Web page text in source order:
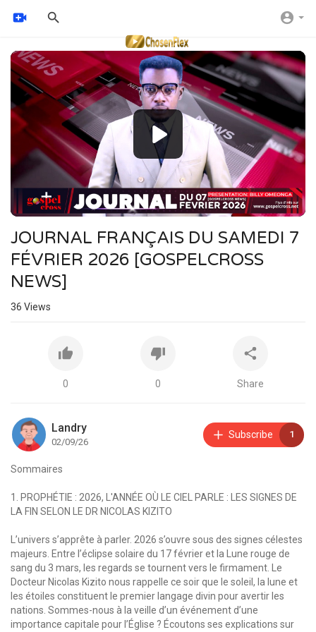
Video
Player
JOURNAL FRANÇAIS DU SAMEDI 7
FÉVRIER 2026 [GOSPELCROSS
NEWS]
36 Views
0 0 Share
Landry
02/09/26
Subscribe 1
Sommaires
1. PROPHÉTIE : 2026, L'ANNÉE OÙ LE CIEL PARLE : LES SIGNES DE
LA FIN SELON LE DR NICOLAS KIZITO
L’univers s’apprête à parler. 2026 s’ouvre sous des signes célestes
majeurs. Entre l’éclipse solaire du 17 février et la Lune rouge de
sang du 3 mars, les regards se tournent vers le firmament. Le
Docteur Nicolas Kizito nous rappelle ce soir que le soleil, la lune et
les étoiles constituent le premier langage divin pour avertir les
nations. Sommes-nous à la veille d’un événement d’une
importance capitale pour l’Église ? Écoutons ses explications sur